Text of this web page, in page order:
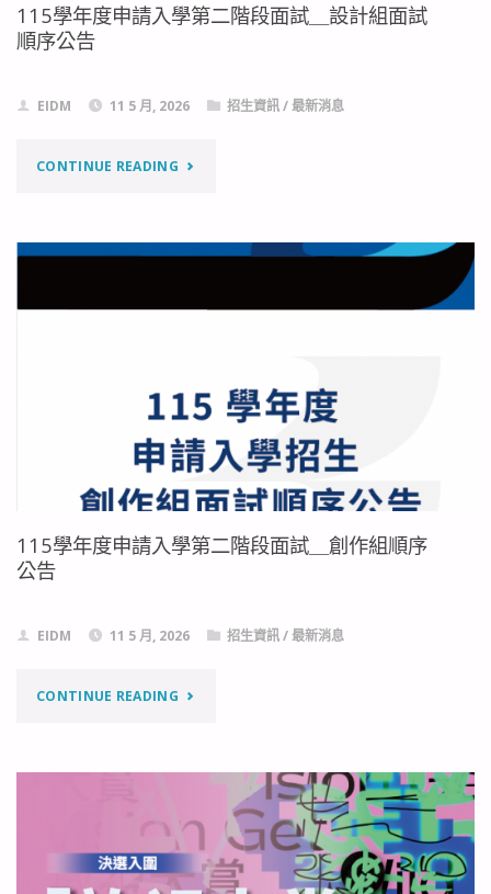
專
徵
聘
告"
115學年度申請入學第二階段面試＿設計組面試
順序公告
EIDM 11 5 月, 2026 招生資訊/最新消息
CONTINUE READING"115
年
學
第
二
段
面
＿
設
115學年度申請入學第二階段面試＿創作組順序
公告
EIDM 11 5 月, 2026 招生資訊/最新消息
CONTINUE READING"115
度
申